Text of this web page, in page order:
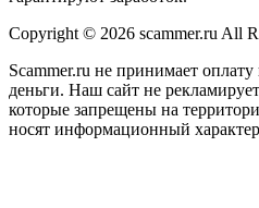
Copyright © 2026 scammer.ru All
Scammer.ru не принимает
деньги. Наш сайт не
которые запрещены на
носят информационный